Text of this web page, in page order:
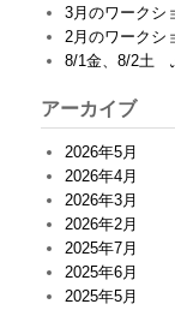
3月のワークシ
2月のワークシ
8/1金、8/2土
アーカイブ
2026年5月
2026年4月
2026年3月
2026年2月
2025年7月
2025年6月
2025年5月